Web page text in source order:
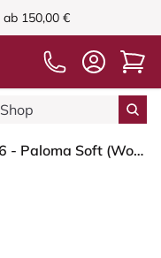
ab 150,00 €
HÅG Capisco 8106 - Paloma Soft (Wollsdorf) - Semi-Anilinleder - PL05429 Cognac - Silber - 150mm (Sitzhöhe 40-55cm) - Bodengleiter